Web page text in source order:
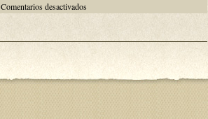
Comentarios desactivados
Quince
de